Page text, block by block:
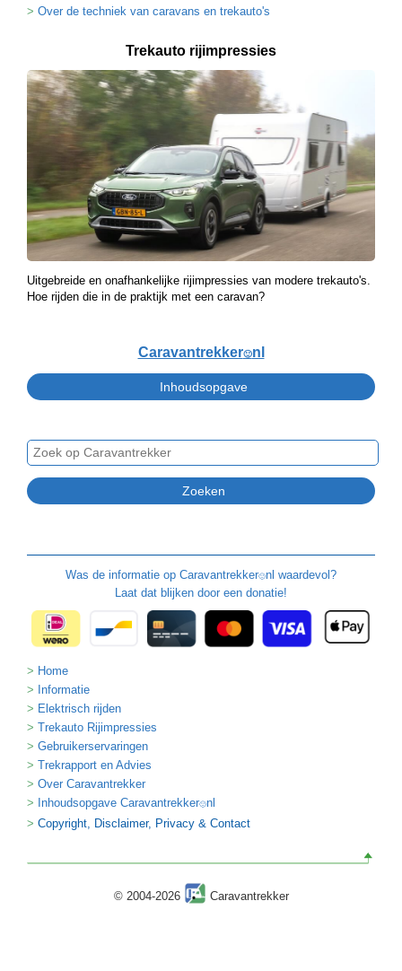
Over de techniek van caravans en trekauto's
Trekauto rijimpressies
Uitgebreide en onafhankelijke rijimpressies van modere trekauto's.
Hoe rijden die in de praktijk met een caravan?
Caravantrekker🙂nl
Was de informatie op Caravantrekker🙂nl waardevol?
Laat dat blijken door een donatie!
Home
Informatie
Elektrisch rijden
Trekauto Rijimpressies
Gebruikerservaringen
Trekrapport en Advies
Over Caravantrekker
Inhoudsopgave Caravantrekker🙂nl
Copyright, Disclaimer, Privacy & Contact
© 2004-2026 Caravantrekker